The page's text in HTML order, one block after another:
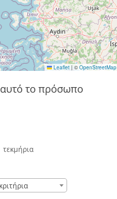
Leaflet | © OpenStreetMap
αυτό το πρόσωπο